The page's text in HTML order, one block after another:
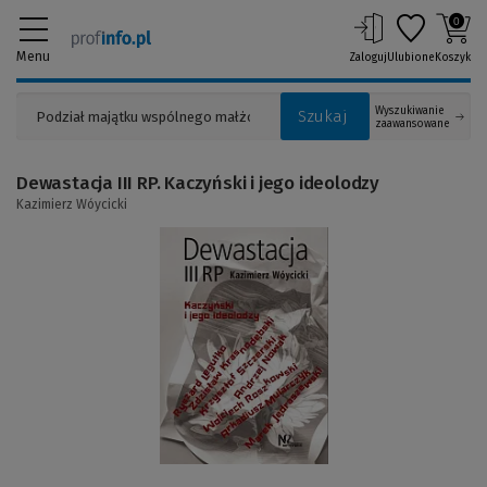
Menu
Szukaj
Wyszukiwanie
zaawansowane
ZalogujUlubione
0
Koszyk
innej
Dewastacja III RP. Kaczyński i jego ideolodzy
Kazimierz Wóycicki